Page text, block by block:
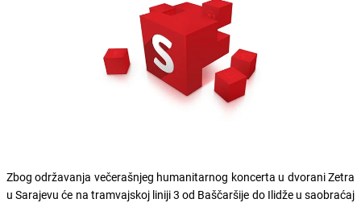
Zbog održavanja večerašnjeg humanitarnog koncerta u dvorani Zetra
u Sarajevu će na tramvajskoj liniji 3 od Baščaršije do Ilidže u saobraćaj